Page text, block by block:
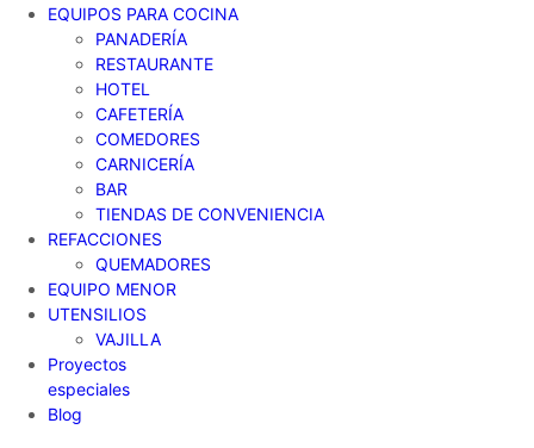
EQUIPOS PARA COCINA
PANADERÍA
RESTAURANTE
HOTEL
CAFETERÍA
COMEDORES
CARNICERÍA
BAR
TIENDAS DE CONVENIENCIA
REFACCIONES
QUEMADORES
EQUIPO MENOR
UTENSILIOS
VAJILLA
Proyectos
especiales
Blog